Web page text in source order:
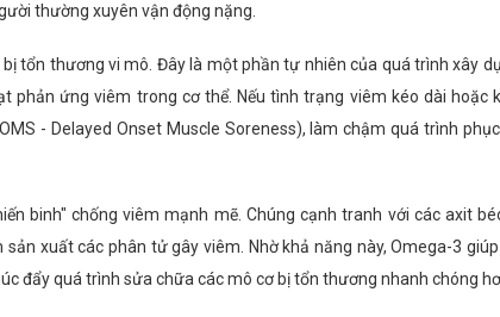
thường xuyên vận động nặng.
tổn thương vi mô. Đây là một phần tự nhiên của quá trình xây
phản ứng viêm trong cơ thể. Nếu tình trạng viêm kéo dài hoặc
- Delayed Onset Muscle Soreness), làm chậm quá trình
binh" chống viêm mạnh mẽ. Chúng cạnh tranh với các axit
xuất các phân tử gây viêm. Nhờ khả năng này, Omega-3
đẩy quá trình sửa chữa các mô cơ bị tổn thương nhanh chóng